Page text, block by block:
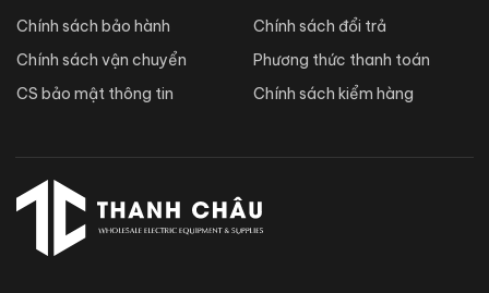
Chính sách bảo hành
Chính sách vận chuyển
CS bảo mật thông tin
Chính sách đổi trả
Phương thức thanh toán
Chính sách kiểm hàng